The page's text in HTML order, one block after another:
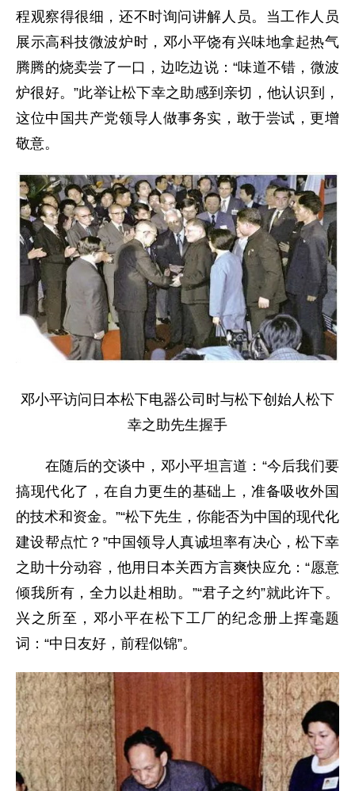
程观察得很细，还不时询问讲解人员。当工作人员
展示高科技微波炉时，邓小平饶有兴味地拿起热气
腾腾的烧卖尝了一口，边吃边说：“味道不错，微波
炉很好。”此举让松下幸之助感到亲切，他认识到，
这位中国共产党领导人做事务实，敢于尝试，更增
敬意。
邓小平访问日本松下电器公司时与松下创始人松下
幸之助先生握手
在随后的交谈中，邓小平坦言道：“今后我们要
搞现代化了，在自力更生的基础上，准备吸收外国
的技术和资金。”“松下先生，你能否为中国的现代化
建设帮点忙？”中国领导人真诚坦率有决心，松下幸
之助十分动容，他用日本关西方言爽快应允：“愿意
倾我所有，全力以赴相助。”“君子之约”就此许下。
兴之所至，邓小平在松下工厂的纪念册上挥毫题
词：“中日友好，前程似锦”。